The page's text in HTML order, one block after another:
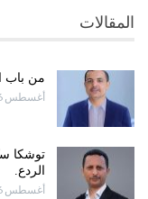
المقالات
من باب
أغسطس 6, 2026
توشكا
الردع.
أغسطس 6, 2026